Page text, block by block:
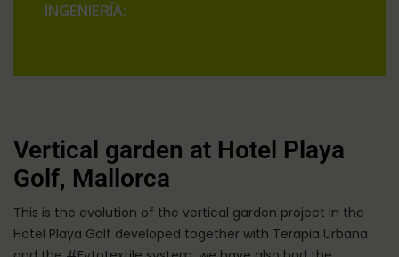
INGENIERÍA:
Vertical garden at Hotel Playa
Golf, Mallorca
This is the evolution of the vertical garden project in the
Hotel Playa Golf developed together with Terapia Urbana